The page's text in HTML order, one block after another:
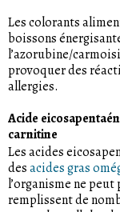
Les colorants
boissons
l’azorubine/
provoquer des
allergies.
Acide
carnitine
Les acides
desacides gras
l’organisme ne
remplissent de